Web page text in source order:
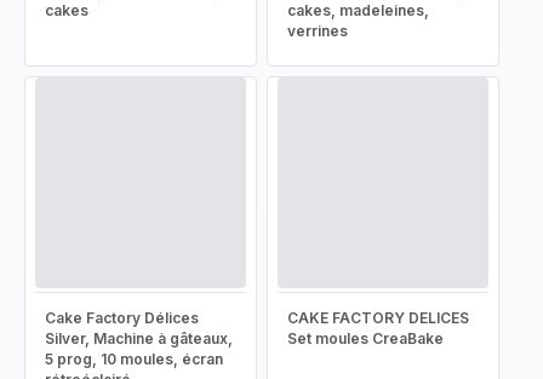
cakes
cakes, madeleines,
verrines
Cake Factory Délices
Silver, Machine à gâteaux,
5 prog, 10 moules, écran
CAKE FACTORY DELICES
Set moules CreaBake